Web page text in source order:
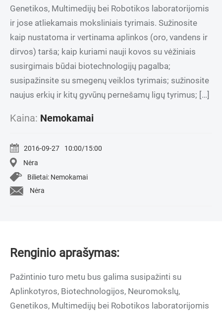
Genetikos, Multimedijų bei Robotikos laboratorijomis
ir jose atliekamais moksliniais tyrimais. Sužinosite
kaip nustatoma ir vertinama aplinkos (oro, vandens ir
dirvos) tarša; kaip kuriami nauji kovos su vėžiniais
susirgimais būdai biotechnologijų pagalba;
susipažinsite su smegenų veiklos tyrimais; sužinosite
naujus erkių ir kitų gyvūnų pernešamų ligų tyrimus; […]
Kaina: Nemokamai
2016-09-27
10:00/15:00
Nėra
Bilietai: Nemokamai
Nėra
Renginio aprašymas:
Pažintinio turo metu bus galima susipažinti su
Aplinkotyros, Biotechnologijos, Neuromokslų,
Genetikos, Multimedijų bei Robotikos laboratorijomis